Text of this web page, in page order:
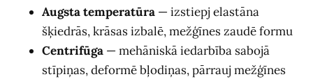
Augsta temperatūra — izstiepj elastāna
šķiedrās, krāsas izbalē, mežģīnes zaudē formu
Centrifūga — mehāniskā iedarbība sabojā
stīpiņas, deformē bļodiņas, pārrauj mežģīnes